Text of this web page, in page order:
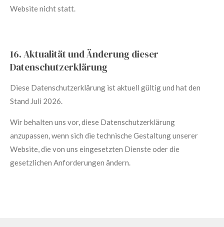
Website nicht statt.
16. Aktualität und Änderung dieser
Datenschutzerklärung
Diese Datenschutzerklärung ist aktuell gültig und hat den
Stand Juli 2026.
Wir behalten uns vor, diese Datenschutzerklärung
anzupassen, wenn sich die technische Gestaltung unserer
Website, die von uns eingesetzten Dienste oder die
gesetzlichen Anforderungen ändern.